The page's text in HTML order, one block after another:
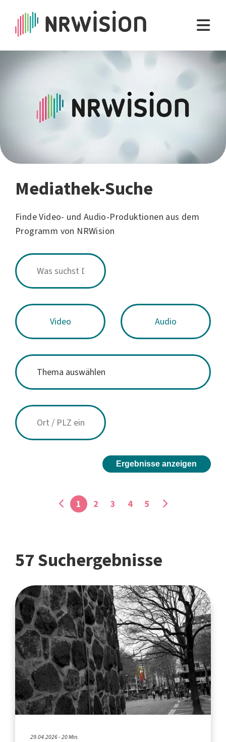
Mediathek-Suche
Finde Video- und Audio-Produktionen aus dem
Programm von NRWision
Video Audio
Ergebnisse anzeigen
1 2 3 4 5
57 Suchergebnisse
29.04.2026 - 20 Min.